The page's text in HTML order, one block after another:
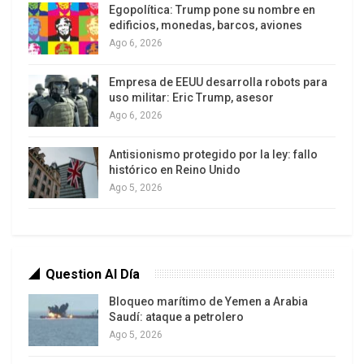
la derecha logró conquistar las ciudades y
conformar tres polos dirigidos por lideres que se
Rodas, líder de SUMA gana la alcaldía de Quito,
Jaime Nebot líder del partido Socialcristiano,
mantiene la alcaldía de Guayaquil y Guillermo
Laso, un banquero que organizó su propio partido,
CREO, con incidencia en varias ciudades
intermedias.
del dólar y la baja del precio del p
etróleo, plantean un límite serio al modelo Estado-
Egopolítica: Trump pone su nombre en
edificios, monedas, barcos, aviones
Ago 6, 2026
Empresa de EEUU desarrolla robots para
uso militar: Eric Trump, asesor
Ago 6, 2026
Antisionismo protegido por la ley: fallo
histórico en Reino Unido
Ago 5, 2026
Question Al Día
Bloqueo marítimo de Yemen a Arabia
Saudí: ataque a petrolero
Ago 5, 2026